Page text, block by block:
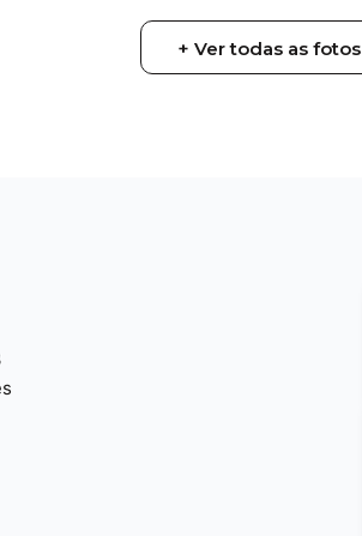
+ Ver todas as fotos